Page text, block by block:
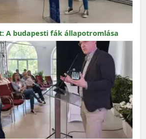
A budapesti fák állapotromlása